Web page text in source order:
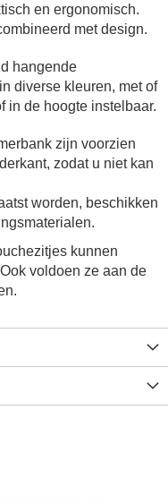
en ergonomisch.
met design.
hangende
diverse kleuren, met of
in de hoogte instelbaar.
zijn voorzien
zodat u niet kan
worden, beschikken
kunnen
voldoen ze aan de